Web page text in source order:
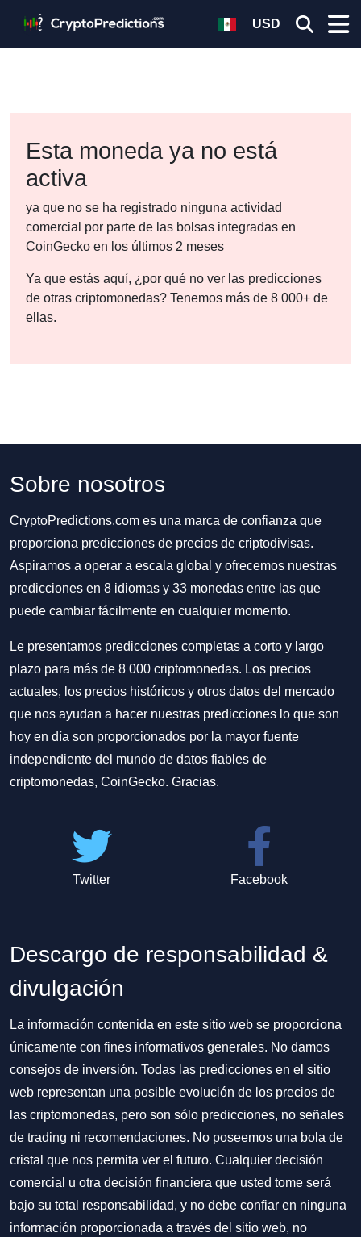
USD
Esta moneda ya no está
activa
ya que no se ha registrado ninguna actividad
comercial por parte de las bolsas integradas en
CoinGecko en los últimos 2 meses
Ya que estás aquí, ¿por qué no ver las predicciones
de otras criptomonedas? Tenemos más de 8 000+ de
ellas.
Sobre nosotros
CryptoPredictions.com es una marca de confianza que
proporciona predicciones de precios de criptodivisas.
Aspiramos a operar a escala global y ofrecemos nuestras
predicciones en 8 idiomas y 33 monedas entre las que
puede cambiar fácilmente en cualquier momento.
Le presentamos predicciones completas a corto y largo
plazo para más de 8 000 criptomonedas. Los precios
actuales, los precios históricos y otros datos del mercado
que nos ayudan a hacer nuestras predicciones lo que son
hoy en día son proporcionados por la mayor fuente
independiente del mundo de datos fiables de
criptomonedas, CoinGecko. Gracias.
Twitter Facebook
Descargo de responsabilidad &
divulgación
La información contenida en este sitio web se proporciona
únicamente con fines informativos generales. No damos
consejos de inversión. Todas las predicciones en el sitio
web representan una posible evolución de los precios de
las criptomonedas, pero son sólo predicciones, no señales
de trading ni recomendaciones. No poseemos una bola de
cristal que nos permita ver el futuro. Cualquier decisión
comercial u otra decisión financiera que usted tome será
bajo su total responsabilidad, y no debe confiar en ninguna
información proporcionada a través del sitio web, no